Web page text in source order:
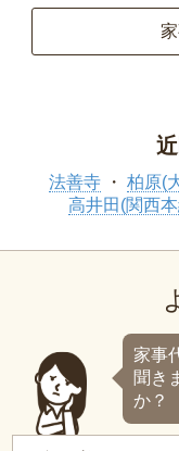
法善寺 柏原(
高井田(関西
家事
聞き
か？